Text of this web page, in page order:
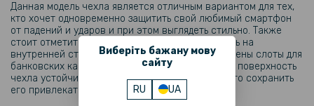
Виберіть бажану мову
сайту
RU UA
319 грн
399 грн
Гидрогелевая пленка Privacy HD Glossy для iPhone 17 (Антишпион,
глянцевая)
Данная модель чехла является отличным вариантом для тех,
кто хочет одновременно защитить свой любимый смартфон
от падений и ударов и при этом выглядеть стильно. Также
стоит отметить, что чехол очень практичен, ведь на
внутренней стороне верхней крышки расположены слоты для
банковских карт или, например, денег. Внешняя поверхность
чехла устойчива к износу, что позволяет надолго сохранить
его привлекательный внешний вид.